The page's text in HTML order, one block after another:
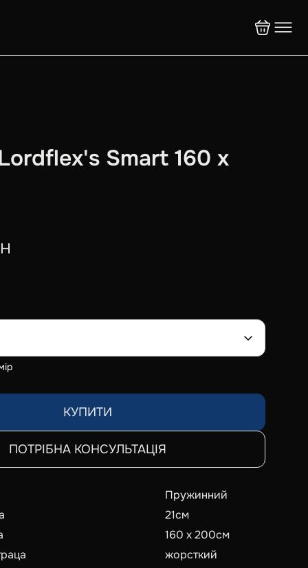
Smart 160 x
КУПИТИ
ПОТРІБНА КОНСУЛЬТАЦІЯ
Пружинний
21см
160 x 200см
жорсткий